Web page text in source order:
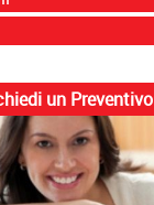
un Preventivo